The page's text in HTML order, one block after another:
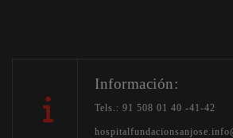
Información:
Tels.: 91 508 01 40 -41-42